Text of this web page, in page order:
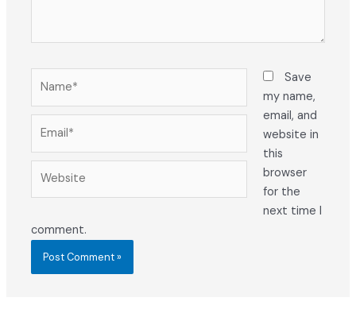
Save
my name,
email, and
website in
this
browser
for the
next time I
comment.